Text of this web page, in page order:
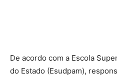
De acordo com a Escola
do Estado (Esudpam),